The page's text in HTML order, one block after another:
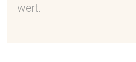
wert.